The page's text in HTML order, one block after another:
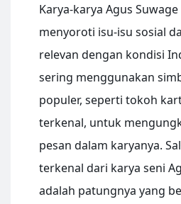
Karya-karya Agus
menyoroti isu-isu sosial
relevan dengan kondisi
sering menggunakan
populer, seperti tokoh
terkenal, untuk
pesan dalam karyanya.
terkenal dari karya seni
adalah patungnya yang